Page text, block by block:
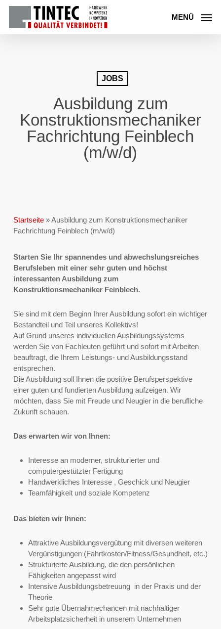
Skip
main
MENÜ
JOBS
Ausbildung zum
Konstruktionsmechaniker
Fachrichtung Feinblech
(m/w/d)
Startseite»Ausbildung zum Konstruktionsmechaniker
Fachrichtung Feinblech (m/w/d)
Starten Sie Ihr spannendes und abwechslungsreiches
Berufsleben mit einer sehr guten und höchst
interessanten Ausbildung zum
Konstruktionsmechaniker Feinblech.
Sie sind mit dem Beginn Ihrer Ausbildung sofort ein wichtiger
Bestandteil und Teil unseres Kollektivs!
Auf Grund unseres individuellen Ausbildungssystems
werden Sie von Fachleuten geführt und sofort mit Arbeiten
beauftragt, die Ihrem Leistungs- und Ausbildungsstand
entsprechen.
Die Ausbildung soll Ihnen die positive Berufsperspektive
einer guten und fundierten Ausbildung aufzeigen. Wir
möchten, dass Sie mit Freude und Neugier in die berufliche
Zukunft schauen.
Das erwarten wir von Ihnen:
Interesse an moderner, strukturierter und
computergestützter Fertigung
Handwerkliches Interesse , Geschick und Neugier
Teamfähigkeit und soziale Kompetenz
Das bieten wir Ihnen:
Attraktive Ausbildungsvergütung mit diversen weiteren
Vergünstigungen (Fahrtkosten/Fitness/Gesundheit, etc.)
Strukturierte Ausbildung, die den persönlichen
Fähigkeiten angepasst wird
Intensive Ausbildungsbetreuung in der Praxis und der
Theorie
Sehr gute Übernahmechancen mit nachhaltiger
Arbeitsplatzsicherheit in unserem Unternehmen